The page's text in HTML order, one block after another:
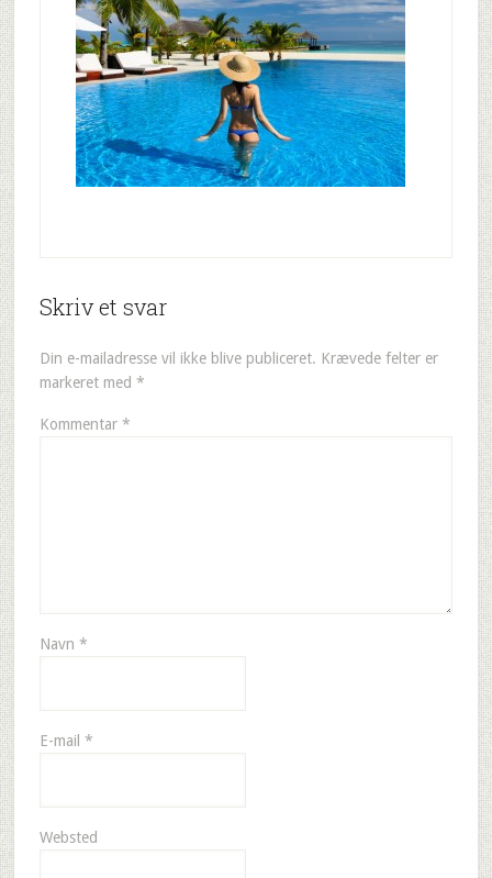
Skriv et svar
Din e-mailadresse vil ikke blive publiceret. Krævede felter er
markeret med *
Kommentar *
Navn *
E-mail *
Websted